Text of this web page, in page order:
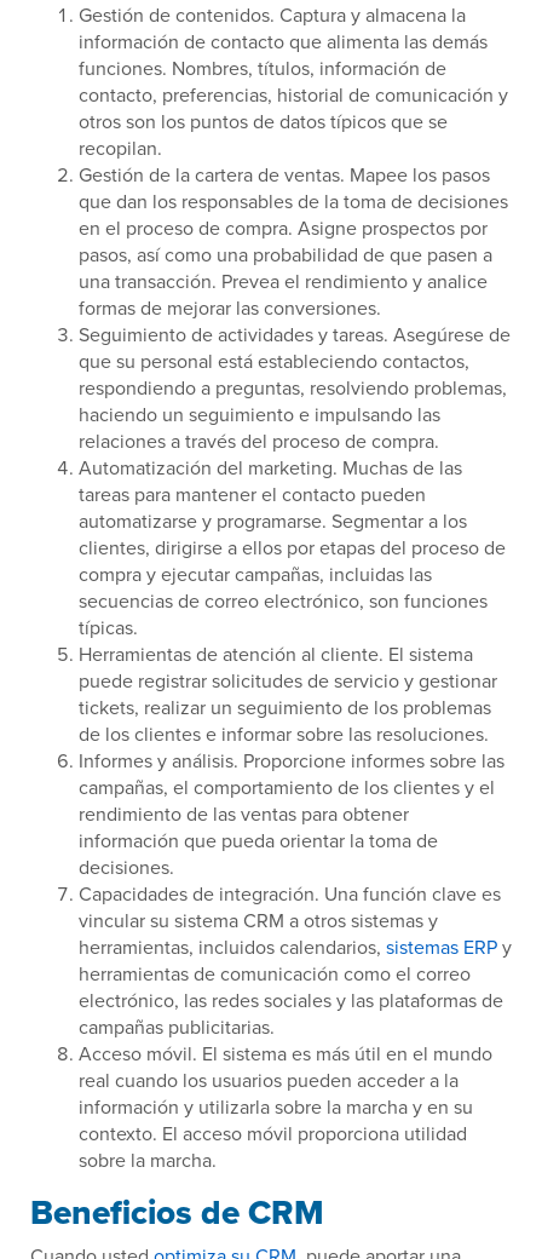
Gestión de contenidos. Captura y almacena la
información de contacto que alimenta las demás
funciones. Nombres, títulos, información de
contacto, preferencias, historial de comunicación y
otros son los puntos de datos típicos que se
recopilan.
Gestión de la cartera de ventas. Mapee los pasos
que dan los responsables de la toma de decisiones
en el proceso de compra. Asigne prospectos por
pasos, así como una probabilidad de que pasen a
una transacción. Prevea el rendimiento y analice
formas de mejorar las conversiones.
Seguimiento de actividades y tareas. Asegúrese de
que su personal está estableciendo contactos,
respondiendo a preguntas, resolviendo problemas,
haciendo un seguimiento e impulsando las
relaciones a través del proceso de compra.
Automatización del marketing. Muchas de las
tareas para mantener el contacto pueden
automatizarse y programarse. Segmentar a los
clientes, dirigirse a ellos por etapas del proceso de
compra y ejecutar campañas, incluidas las
secuencias de correo electrónico, son funciones
típicas.
Herramientas de atención al cliente. El sistema
puede registrar solicitudes de servicio y gestionar
tickets, realizar un seguimiento de los problemas
de los clientes e informar sobre las resoluciones.
Informes y análisis. Proporcione informes sobre las
campañas, el comportamiento de los clientes y el
rendimiento de las ventas para obtener
información que pueda orientar la toma de
decisiones.
Capacidades de integración. Una función clave es
vincular su sistema CRM a otros sistemas y
herramientas, incluidos calendarios, sistemas ERPy
herramientas de comunicación como el correo
electrónico, las redes sociales y las plataformas de
campañas publicitarias.
Acceso móvil. El sistema es más útil en el mundo
real cuando los usuarios pueden acceder a la
información y utilizarla sobre la marcha y en su
contexto. El acceso móvil proporciona utilidad
sobre la marcha.
Beneficios de CRM